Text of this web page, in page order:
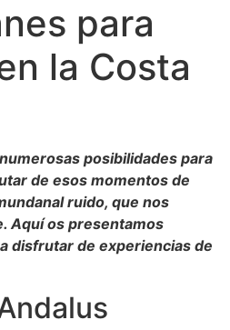
para
la Costa
posibilidades para
de esos momentos de
ruido, que nos
Aquí os presentamos
disfrutar de experiencias de